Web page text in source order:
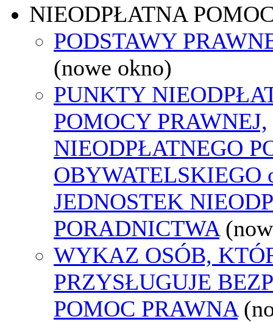
NIEODPŁATNA
PODSTAWY
(nowe okno)
PUNKTY
POMOCY PRAWNEJ,
NIEODPŁATNEGO
OBYWATELSKIEGO
JEDNOSTEK
PORADNICTWA
WYKAZ OSÓB,
PRZYSŁUGUJE
POMOC PRAWNA